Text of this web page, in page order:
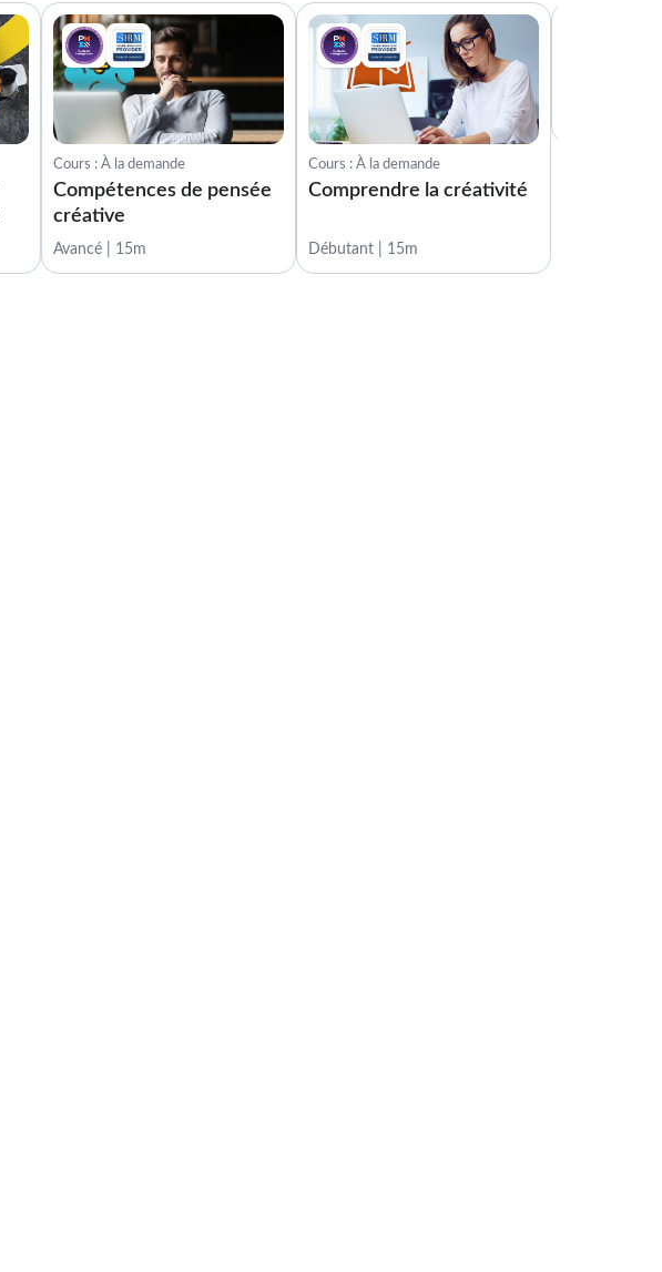
Cours : À la demande
Compétences de pensée
créative
Avancé | 15m
Cours : À la demande
Comprendre la créativité
Débutant | 15m